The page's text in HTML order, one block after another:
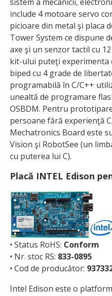
include 4 motoare servo
picioare din metal şi placa
Tower System ce dispune
axe şi un senzor tactil cu
kit-ului puteţi experimenta
biped cu 4 grade de
programabilă în C/C++
unealtă de programare
OSBDM. Pentru
persoane fără experienţă
Mechatronics Board este
Vision şi RobotSee (un
cu puterea lui C).
Placă INTEL Edison
• Status RoHS: Conform
• Nr. stoc RS: 833-0895
• Cod de producător:
Intel Edison este o